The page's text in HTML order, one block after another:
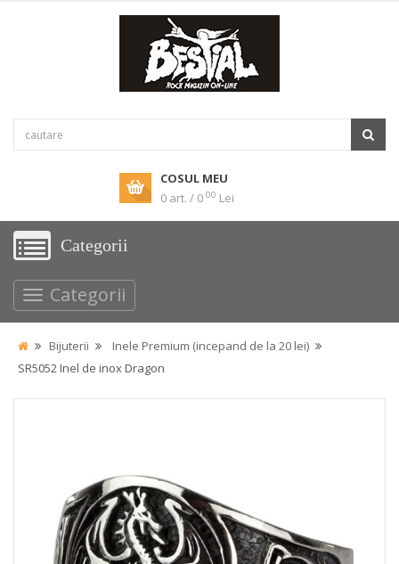
COSUL MEU
0 art. / 0 00 Lei
Categorii
Categorii
Bijuterii
Inele Premium (incepand de la 20 lei)
SR5052 Inel de inox Dragon